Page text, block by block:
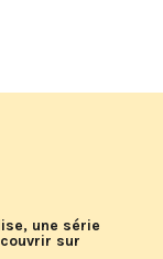
une série
sur